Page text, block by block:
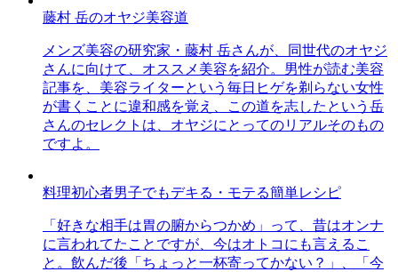
藤村 岳のオヤジ美容道
メンズ美容の研究家・藤村 岳さんが、同世代のオヤジ
さんに向けて、オススメ美容を紹介。男性が読む美容
記事を、美容ライターという毎日ヒゲを剃らない女性
が書くことに違和感を覚え、この道を志したという岳
さんのセレクトは、オヤジにとってのリアルそのもの
ですよ。
料理初心者男子でもデキる・モテる簡単レシピ
「好きな相手は胃の腑からつかめ」って、昔はオンナ
に言われてたことですが、今はオトコにも言えるこ
と。飲んだ後「ちょっと一杯寄ってかない？」、「今